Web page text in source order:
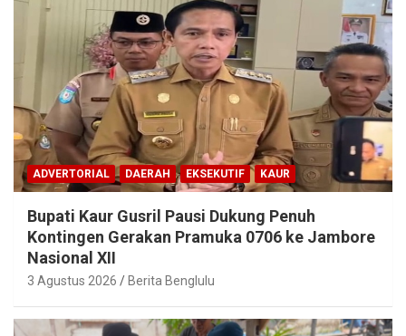
ADVERTORIAL DAERAH EKSEKUTIF KAUR
Bupati Kaur Gusril Pausi Dukung Penuh
Kontingen Gerakan Pramuka 0706 ke Jambore
Nasional XII
3 Agustus 2026 Berita Benglulu